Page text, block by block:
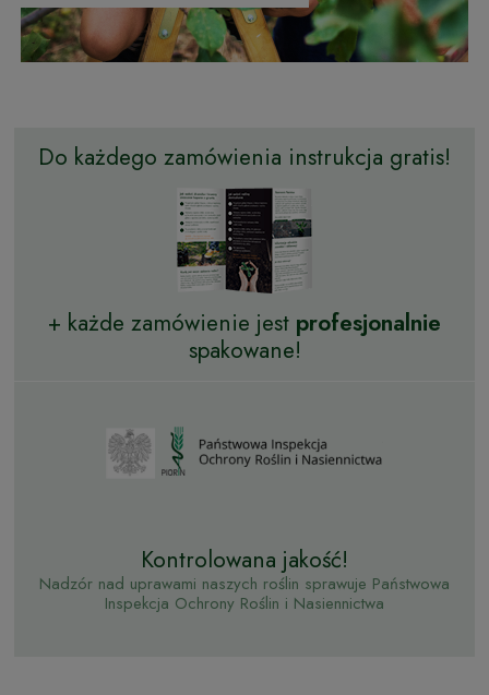
Do każdego zamówienia instrukcja gratis!
+ każde zamówienie jest profesjonalnie
spakowane!
Kontrolowana jakość!
Nadzór nad uprawami naszych roślin sprawuje Państwowa
Inspekcja Ochrony Roślin i Nasiennictwa